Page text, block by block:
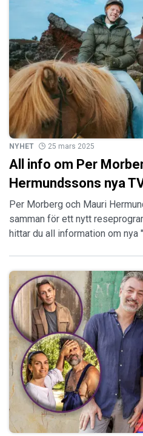
NYHET 25 mars 2025
All info om Per
Hermundssons nya
Per Morberg och Mauri
samman för ett nytt
hittar du all information om nya